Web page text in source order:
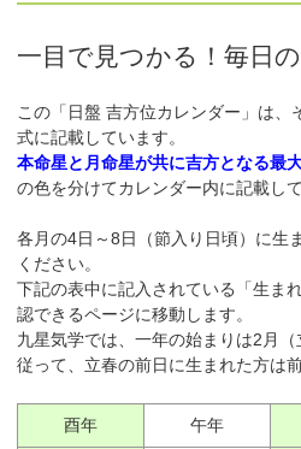
一目で見つかる！毎日
この「日盤 吉方位カレンダー」は、
式に記載しています。
本命星と月命星が共に吉方となる最
の色を分けてカレンダー内に記載して
各月の4日～8日（節入り日頃）に生
ください。
下記の表中に記入されている「生ま
認できるページに移動します。
九星気学では、一年の始まりは2月（
従って、立春の前日に生まれた方は
酉年 午年